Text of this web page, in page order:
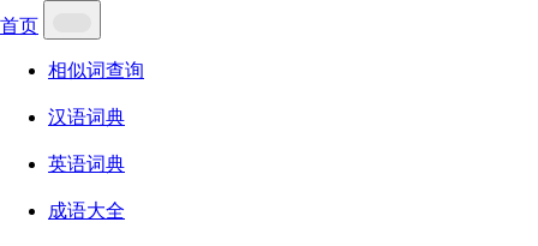
首页
相似词查询
汉语词典
英语词典
成语大全